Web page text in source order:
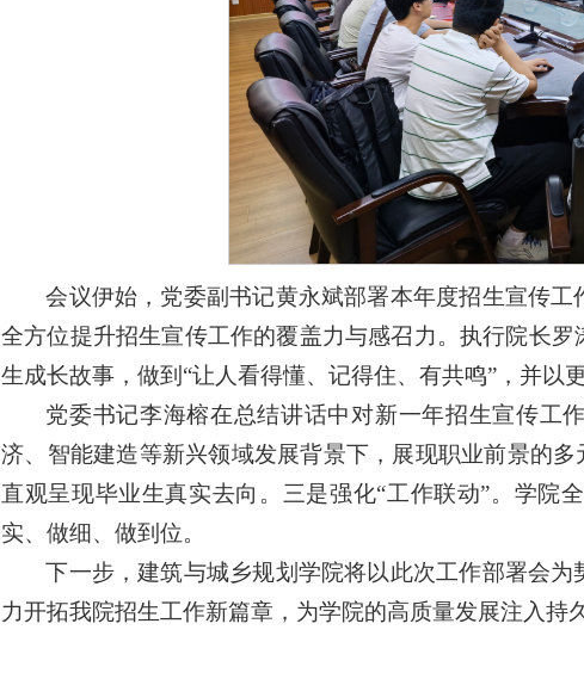
会议伊始，党委副书记黄永斌部署本年度招生宣传
全方位提升招生宣传工作的覆盖力与感召力。执行院长
生成长故事，做到“让人看得懂、记得住、有共鸣”，并以
党委书记李海榕在总结讲话中对新一年招生宣传工
济、智能建造等新兴领域发展背景下，展现职业前景的
直观呈现毕业生真实去向。三是强化“工作联动”。学院
实、做细、做到位。
下一步，建筑与城乡规划学院将以此次工作部署会
力开拓我院招生工作新篇章，为学院的高质量发展注入持